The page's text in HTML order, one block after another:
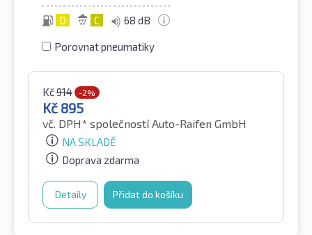
D C 68 dB
Porovnat pneumatiky
Kč914 -2%
Kč 895
vč. DPH* společností Auto-Raifen GmbH
NA SKLADĚ
Doprava zdarma
Detaily Přidat do košíku